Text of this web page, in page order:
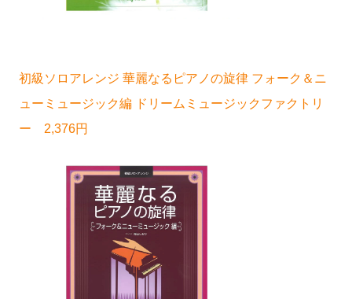
初級ソロアレンジ 華麗なるピアノの旋律 フォーク＆ニ
ューミュージック編 ドリームミュージックファクトリ
ー 2,376円